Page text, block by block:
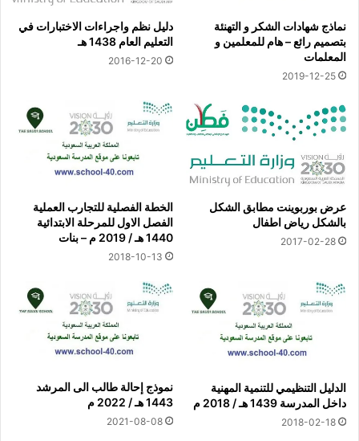
نماذج شهادات الشكر و التهنئة
بتصميم رائع – هام للمعلمين و
المعلمات
2019-12-25
دليل نظم واجراءات الاختبارات في
التعليم العام 1438 هـ
2016-12-20
عرض بوربوينت مطابق الشكل
بالشكل رياض اطفال
2017-02-28
الخطة الفصلية للتجارب العملية
الفصل الاول للمرحلة الابتدائية
1440 هـ / 2019 م – بنات
2018-10-13
الدليل التنظيمي للتنمية المهنية
داخل المدرسة 1439 هـ / 2018 م
2018-02-18
نموذج إحالة طالب الى المرشد
1443 هـ / 2022 م
2021-08-08